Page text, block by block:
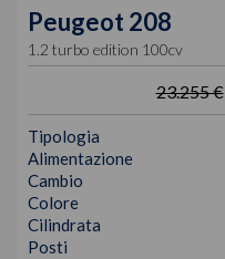
Peugeot 208
1.2 turbo edition 100cv
23.255 €
Tipologia
Alimentazione
Cambio
Colore
Cilindrata
Posti